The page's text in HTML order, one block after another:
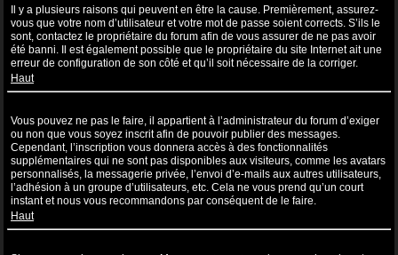
Il y a plusieurs raisons qui peuvent en être la cause. Premièrement, assurez-
vous que votre nom d’utilisateur et votre mot de passe soient corrects. S’ils le
sont, contactez le propriétaire du forum afin de vous assurer de ne pas avoir
été banni. Il est également possible que le propriétaire du site Internet ait une
erreur de configuration de son côté et qu’il soit nécessaire de la corriger.
Haut
Vous pouvez ne pas le faire, il appartient à l’administrateur du forum d’exiger
ou non que vous soyez inscrit afin de pouvoir publier des messages.
Cependant, l’inscription vous donnera accès à des fonctionnalités
supplémentaires qui ne sont pas disponibles aux visiteurs, comme les avatars
personnalisés, la messagerie privée, l’envoi d’e-mails aux autres utilisateurs,
l’adhésion à un groupe d’utilisateurs, etc. Cela ne vous prend qu’un court
instant et nous vous recommandons par conséquent de le faire.
Haut